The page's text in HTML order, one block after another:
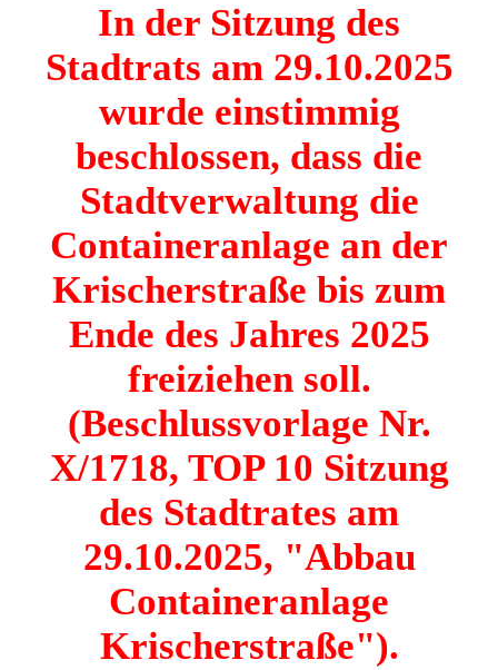
In der Sitzung des
Stadtrats am 29.10.2025
wurde einstimmig
beschlossen, dass die
Stadtverwaltung die
Containeranlage an der
Krischerstraße bis zum
Ende des Jahres 2025
freiziehen soll.
(Beschlussvorlage Nr.
X/1718, TOP 10 Sitzung
des Stadtrates am
29.10.2025, "Abbau
Containeranlage
Krischerstraße").